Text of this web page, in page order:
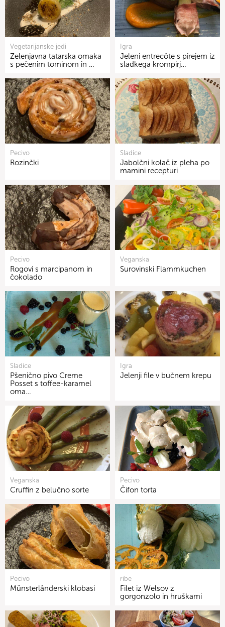
Vegetarijanske jedi
Zelenjavna tatarska omaka
s pečenim tominom in …
Igra
Jeleni entrecôte s pirejem iz
sladkega krompirj…
Pecivo
Rozinčki
Sladice
Jabolčni kolač iz pleha po
mamini recepturi
Pecivo
Rogovi s marcipanom in
čokolado
Veganska
Surovinski Flammkuchen
Sladice
Pšenično pivo Creme
Posset s toffee-karamel
oma…
Igra
Jelenji file v bučnem krepu
Veganska
Cruffin z belučno sorte
Pecivo
Čifon torta
Pecivo
Münsterlânderski klobasi
ribe
Filet iz Welsov z
gorgonzolo in hruškami